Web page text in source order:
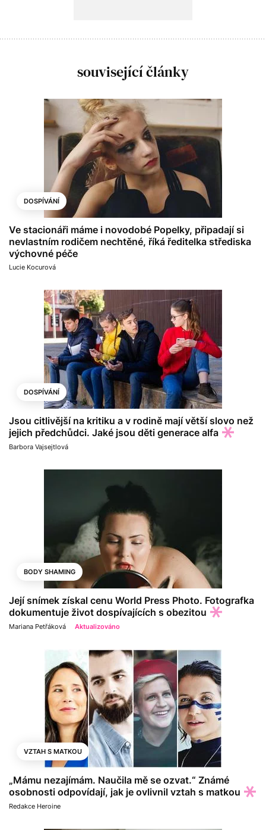
související články
DOSPÍVÁNÍ
Ve stacionáři máme i novodobé Popelky, připadají si
nevlastním rodičem nechtěné, říká ředitelka střediska
výchovné péče
Lucie Kocurová
DOSPÍVÁNÍ
Jsou citlivější na kritiku a v rodině mají větší slovo než
jejich předchůdci. Jaké jsou děti generace alfa
Barbora Vajsejtlová
BODY SHAMING
Její snímek získal cenu World Press Photo. Fotografka
dokumentuje život dospívajících s obezitou
Mariana Petřáková Aktualizováno
VZTAH S MATKOU
„Mámu nezajímám. Naučila mě se ozvat.“ Známé
osobnosti odpovídají, jak je ovlivnil vztah s matkou
Redakce Heroine